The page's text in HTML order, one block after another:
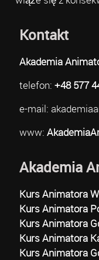
Kontakt
Akademia
telefon: +48 577
e-mail:
www:
Akademia
Kurs Animatora
Kurs Animatora
Kurs Animatora
Kurs Animatora
Kurs Animatora